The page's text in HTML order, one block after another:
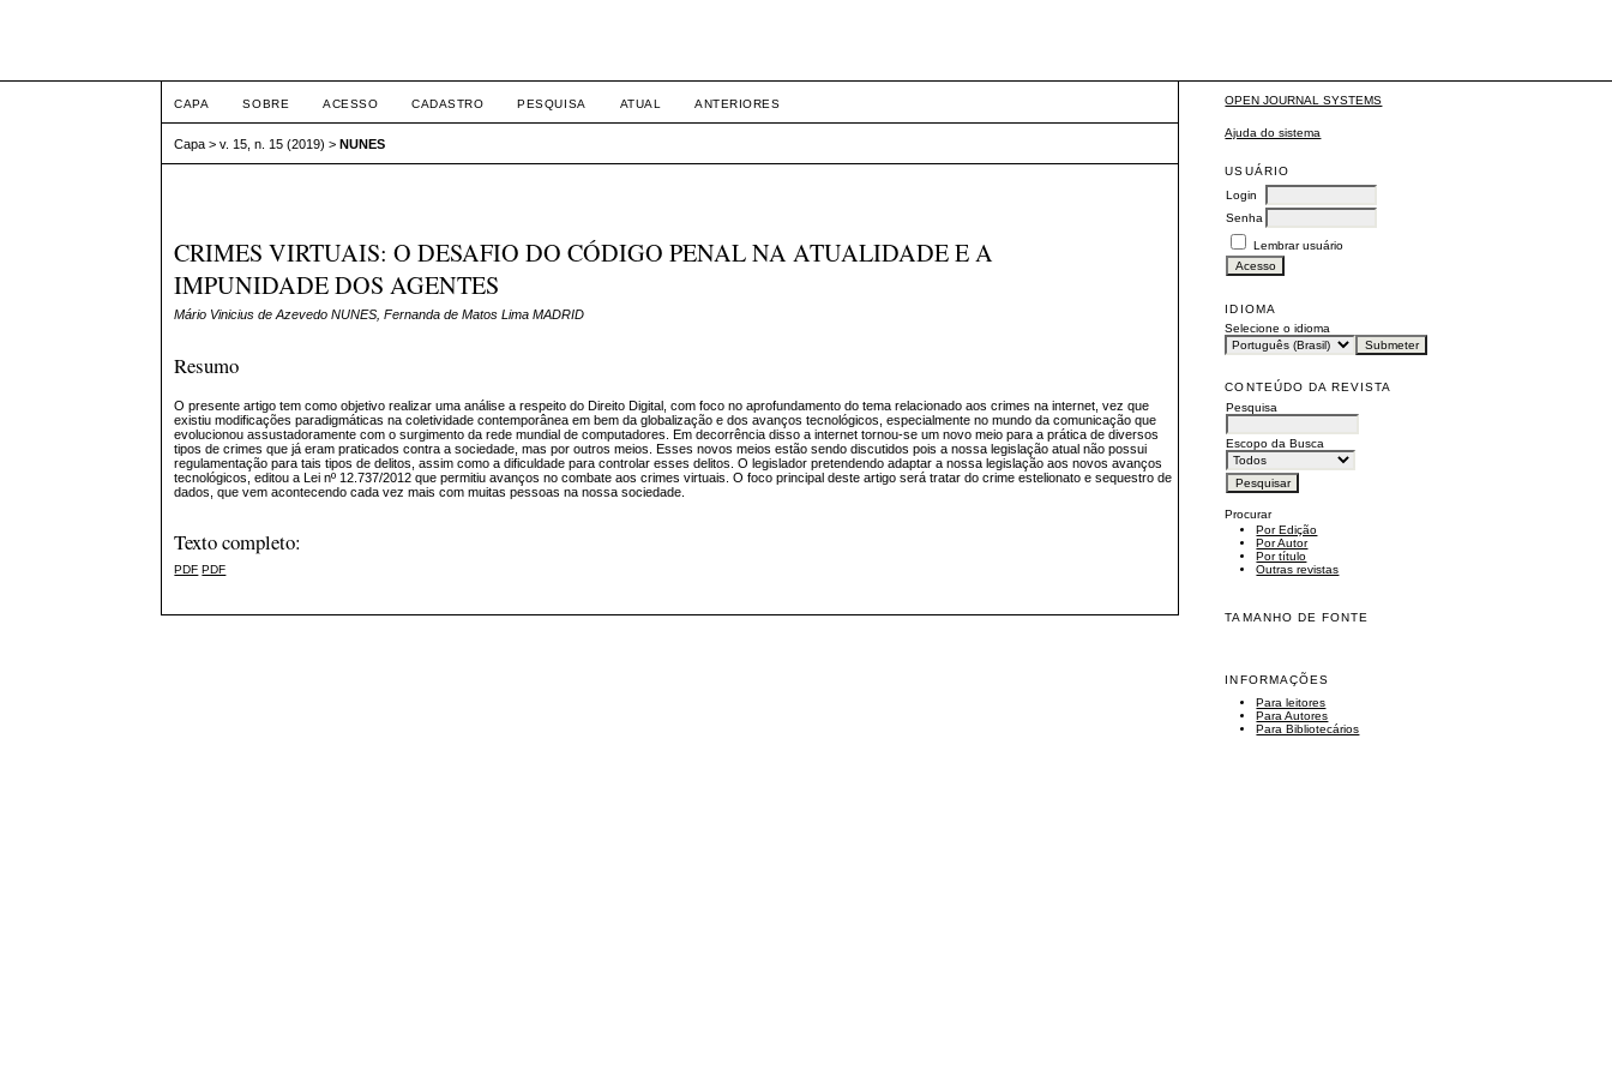
OPEN JOURNAL SYSTEMS
Ajuda do sistema
USUÁRIO
Login
Senha
Lembrar usuário
IDIOMA
Selecione o idioma
CONTEÚDO DA REVISTA
Pesquisa
Escopo da Busca
Procurar
Por Edição
Por Autor
Por título
Outras revistas
TAMANHO DE FONTE
INFORMAÇÕES
Para leitores
Para Autores
Para Bibliotecários
CAPA SOBRE ACESSO CADASTRO PESQUISA ATUAL ANTERIORES
Capa >v. 15, n. 15 (2019) >NUNES
CRIMES VIRTUAIS: O DESAFIO DO CÓDIGO PENAL NA ATUALIDADE E A
IMPUNIDADE DOS AGENTES
Mário Vinicius de Azevedo NUNES, Fernanda de Matos Lima MADRID
Resumo
O presente artigo tem como objetivo realizar uma análise a respeito do Direito Digital, com foco no aprofundamento do tema relacionado aos crimes na internet, vez que
existiu modificações paradigmáticas na coletividade contemporânea em bem da globalização e dos avanços tecnológicos, especialmente no mundo da comunicação que
evolucionou assustadoramente com o surgimento da rede mundial de computadores. Em decorrência disso a internet tornou-se um novo meio para a prática de diversos
tipos de crimes que já eram praticados contra a sociedade, mas por outros meios. Esses novos meios estão sendo discutidos pois a nossa legislação atual não possui
regulamentação para tais tipos de delitos, assim como a dificuldade para controlar esses delitos. O legislador pretendendo adaptar a nossa legislação aos novos avanços
tecnológicos, editou a Lei nº 12.737/2012 que permitiu avanços no combate aos crimes virtuais. O foco principal deste artigo será tratar do crime estelionato e sequestro de
dados, que vem acontecendo cada vez mais com muitas pessoas na nossa sociedade.
Texto completo:
PDF PDF